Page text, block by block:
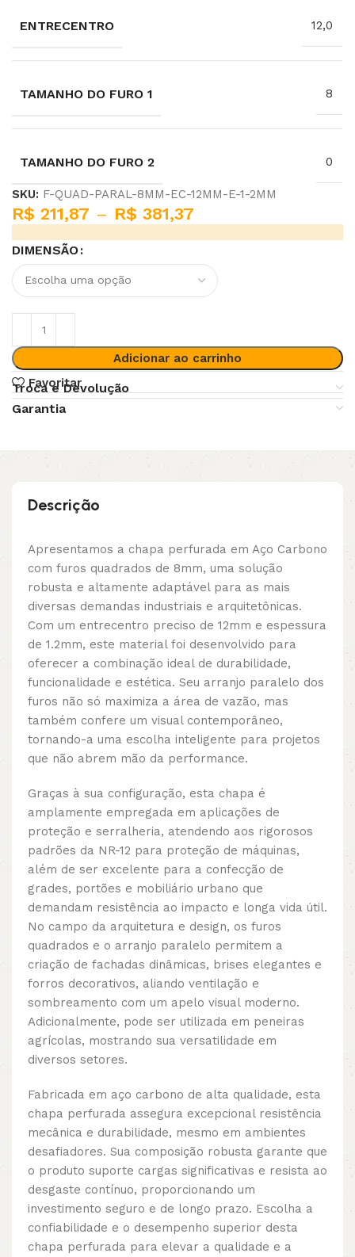
ENTRECENTRO 12,0
TAMANHO DO FURO 1 8
TAMANHO DO FURO 2 0
SKU: F-QUAD-PARAL-8MM-EC-12MM-E-1-2MM
R$ 211,87 – R$ 381,37
DIMENSÃO
Adicionar ao carrinho
Favoritar
Troca e Devolução
Garantia
Descrição
Apresentamos a chapa perfurada em Aço Carbono
com furos quadrados de 8mm, uma solução
robusta e altamente adaptável para as mais
diversas demandas industriais e arquitetônicas.
Com um entrecentro preciso de 12mm e espessura
de 1.2mm, este material foi desenvolvido para
oferecer a combinação ideal de durabilidade,
funcionalidade e estética. Seu arranjo paralelo dos
furos não só maximiza a área de vazão, mas
também confere um visual contemporâneo,
tornando-a uma escolha inteligente para projetos
que não abrem mão da performance.
Graças à sua configuração, esta chapa é
amplamente empregada em aplicações de
proteção e serralheria, atendendo aos rigorosos
padrões da NR-12 para proteção de máquinas,
além de ser excelente para a confecção de
grades, portões e mobiliário urbano que
demandam resistência ao impacto e longa vida útil.
No campo da arquitetura e design, os furos
quadrados e o arranjo paralelo permitem a
criação de fachadas dinâmicas, brises elegantes e
forros decorativos, aliando ventilação e
sombreamento com um apelo visual moderno.
Adicionalmente, pode ser utilizada em peneiras
agrícolas, mostrando sua versatilidade em
diversos setores.
Fabricada em aço carbono de alta qualidade, esta
chapa perfurada assegura excepcional resistência
mecânica e durabilidade, mesmo em ambientes
desafiadores. Sua composição robusta garante que
o produto suporte cargas significativas e resista ao
desgaste contínuo, proporcionando um
investimento seguro e de longo prazo. Escolha a
confiabilidade e o desempenho superior desta
chapa perfurada para elevar a qualidade e a